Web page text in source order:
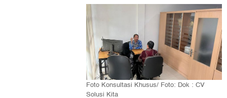
Foto Konsultasi Khusus/ Foto: Dok : CV
Solusi Kita